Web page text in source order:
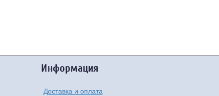
Информация
Доставка и оплата